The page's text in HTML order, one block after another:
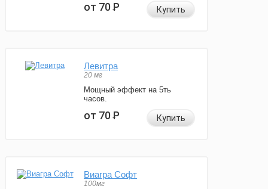
от 70Р Купить
Левитра
20 мг
Мощный эффект на 5ть
часов.
от 70Р Купить
Виагра Софт
100мг